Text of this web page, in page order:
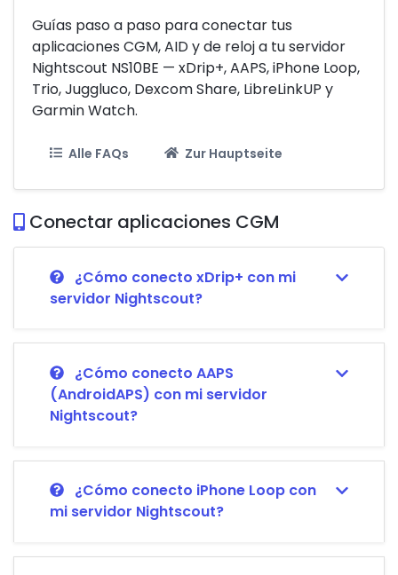
Guías paso a paso para conectar tus
aplicaciones CGM, AID y de reloj a tu servidor
Nightscout NS10BE — xDrip+, AAPS, iPhone Loop,
Trio, Juggluco, Dexcom Share, LibreLinkUP y
Garmin Watch.
Alle FAQs Zur Hauptseite
Conectar aplicaciones CGM
¿Cómo conecto xDrip+ con mi
servidor Nightscout?
¿Cómo conecto AAPS
(AndroidAPS) con mi servidor
Nightscout?
¿Cómo conecto iPhone Loop con
mi servidor Nightscout?